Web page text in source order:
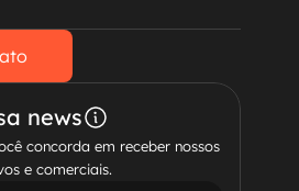
news
concorda em receber nossos
e comerciais.